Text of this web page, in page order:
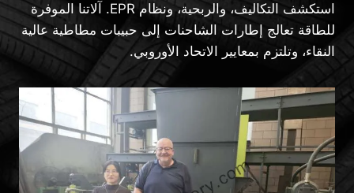
استكشف التكاليف، والربحية، ونظام EPR. آلاتنا الموفرة
للطاقة تعالج إطارات الشاحنات إلى حبيبات مطاطية عالية
النقاء، وتلتزم بمعايير الاتحاد الأوروبي.